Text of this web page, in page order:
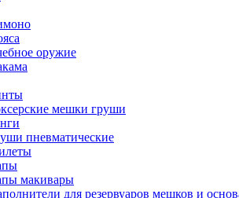
оружие
мешки груши
пневматические
макивары
для резервуаров мешков и